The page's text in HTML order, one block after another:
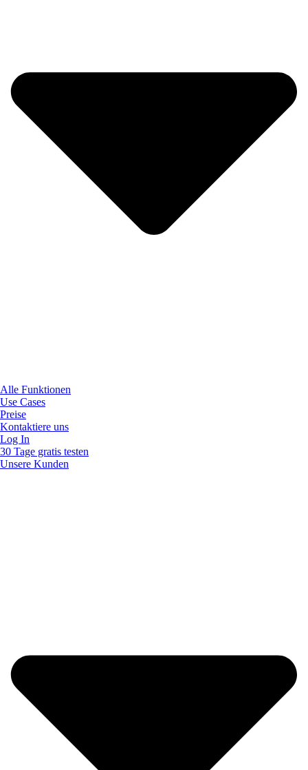
Alle Funktionen
Use Cases
Preise
Kontaktiere uns
Log In
30 Tage gratis testen
Unsere Kunden